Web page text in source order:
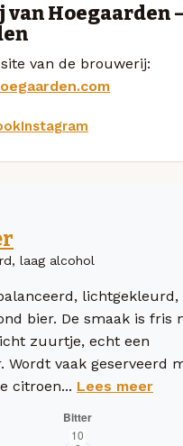
Hoegaarden
van de brouwerij:
Instagram
laag alcohol
lichtgekleurd,
bier. De smaak is fris
zuurtje, echt een
Wordt vaak geserveerd
citroen... Lees meer